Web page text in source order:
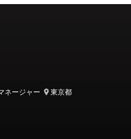
ネージャー
東京都